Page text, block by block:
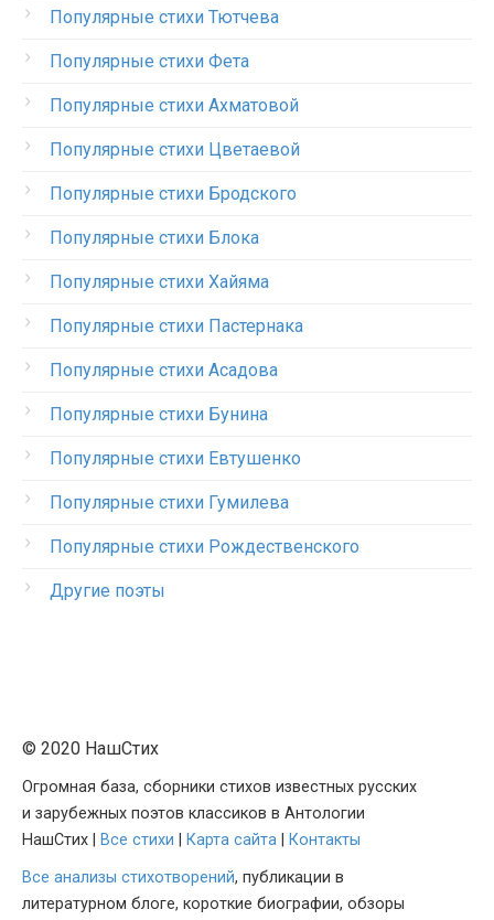
Популярные стихи Тютчева
Популярные стихи Фета
Популярные стихи Ахматовой
Популярные стихи Цветаевой
Популярные стихи Бродского
Популярные стихи Блока
Популярные стихи Хайяма
Популярные стихи Пастернака
Популярные стихи Асадова
Популярные стихи Бунина
Популярные стихи Евтушенко
Популярные стихи Гумилева
Популярные стихи Рождественского
Другие поэты
© 2020 НашСтих
Огромная база, сборники стихов известных русских
и зарубежных поэтов классиков в Антологии
НашСтих |
Все стихи Карта сайта
Контакты
Все анализы стихотворений, публикации в
литературном блоге, короткие биографии, обзоры